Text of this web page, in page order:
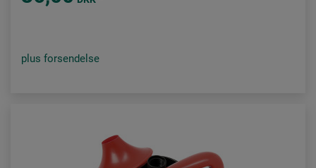
plus forsendelse